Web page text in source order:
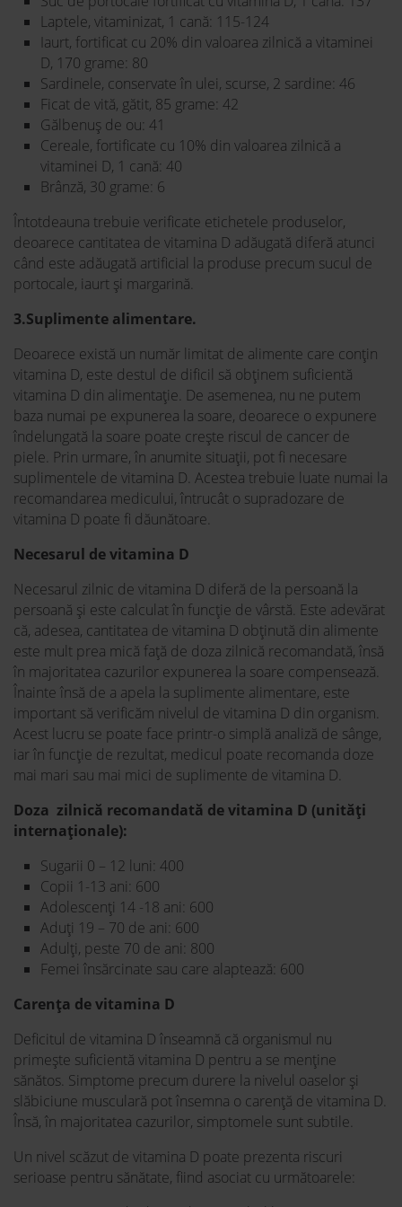
Laptele, vitaminizat, 1 cană: 115-124
Iaurt, fortificat cu 20% din valoarea zilnică a vitaminei
D, 170 grame: 80
Sardinele, conservate în ulei, scurse, 2 sardine: 46
Ficat de vită, gătit, 85 grame: 42
Gălbenuș de ou: 41
Cereale, fortificate cu 10% din valoarea zilnică a
vitaminei D, 1 cană: 40
Brânză, 30 grame: 6
Întotdeauna trebuie verificate etichetele produselor,
deoarece cantitatea de vitamina D adăugată diferă atunci
când este adăugată artificial la produse precum sucul de
portocale, iaurt și margarină.
3.Suplimente alimentare.
Deoarece există un număr limitat de alimente care conțin
vitamina D, este destul de dificil să obținem suficientă
vitamina D din alimentație. De asemenea, nu ne putem
baza numai pe expunerea la soare, deoarece o expunere
îndelungată la soare poate crește riscul de cancer de
piele. Prin urmare, în anumite situații, pot fi necesare
suplimentele de vitamina D. Acestea trebuie luate numai la
recomandarea medicului, întrucât o supradozare de
vitamina D poate fi dăunătoare.
Necesarul de vitamina D
Necesarul zilnic de vitamina D diferă de la persoană la
persoană și este calculat în funcție de vârstă. Este adevărat
că, adesea, cantitatea de vitamina D obținută din alimente
este mult prea mică față de doza zilnică recomandată, însă
în majoritatea cazurilor expunerea la soare compensează.
Înainte însă de a apela la suplimente alimentare, este
important să verificăm nivelul de vitamina D din organism.
Acest lucru se poate face printr-o simplă analiză de sânge,
iar în funcție de rezultat, medicul poate recomanda doze
mai mari sau mai mici de suplimente de vitamina D.
Doza zilnică recomandată de vitamina D (unități
internaționale):
Sugarii 0 – 12 luni: 400
Copii 1-13 ani: 600
Adolescenți 14 -18 ani: 600
Aduți 19 – 70 de ani: 600
Adulți, peste 70 de ani: 800
Femei însărcinate sau care alaptează: 600
Carența de vitamina D
Deficitul de vitamina D înseamnă că organismul nu
primește suficientă vitamina D pentru a se menține
sănătos. Simptome precum durere la nivelul oaselor și
slăbiciune musculară pot însemna o carență de vitamina D.
Însă, în majoritatea cazurilor, simptomele sunt subtile.
Un nivel scăzut de vitamina D poate prezenta riscuri
serioase pentru sănătate, fiind asociat cu următoarele: